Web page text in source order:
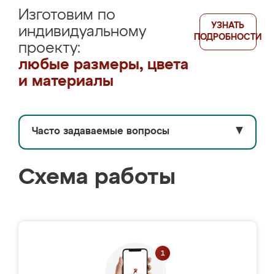
Изготовим по
индивидуальному
проекту:
любые размеры, цвета
и материалы
УЗНАТЬ
ПОДРОБНОСТИ
Часто задаваемые вопросы ▼
Схема работы